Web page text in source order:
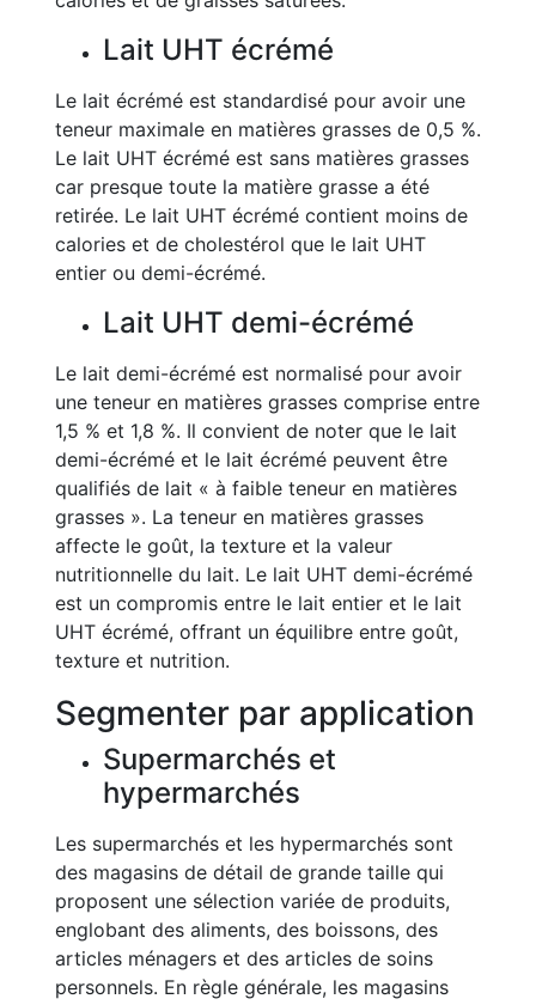
Lait UHT écrémé
Le lait écrémé est standardisé pour avoir une
teneur maximale en matières grasses de 0,5 %.
Le lait UHT écrémé est sans matières grasses
car presque toute la matière grasse a été
retirée. Le lait UHT écrémé contient moins de
calories et de cholestérol que le lait UHT
entier ou demi-écrémé.
Lait UHT demi-écrémé
Le lait demi-écrémé est normalisé pour avoir
une teneur en matières grasses comprise entre
1,5 % et 1,8 %. Il convient de noter que le lait
demi-écrémé et le lait écrémé peuvent être
qualifiés de lait « à faible teneur en matières
grasses ». La teneur en matières grasses
affecte le goût, la texture et la valeur
nutritionnelle du lait. Le lait UHT demi-écrémé
est un compromis entre le lait entier et le lait
UHT écrémé, offrant un équilibre entre goût,
texture et nutrition.
Segmenter par application
Supermarchés et
hypermarchés
Les supermarchés et les hypermarchés sont
des magasins de détail de grande taille qui
proposent une sélection variée de produits,
englobant des aliments, des boissons, des
articles ménagers et des articles de soins
personnels. En règle générale, les magasins